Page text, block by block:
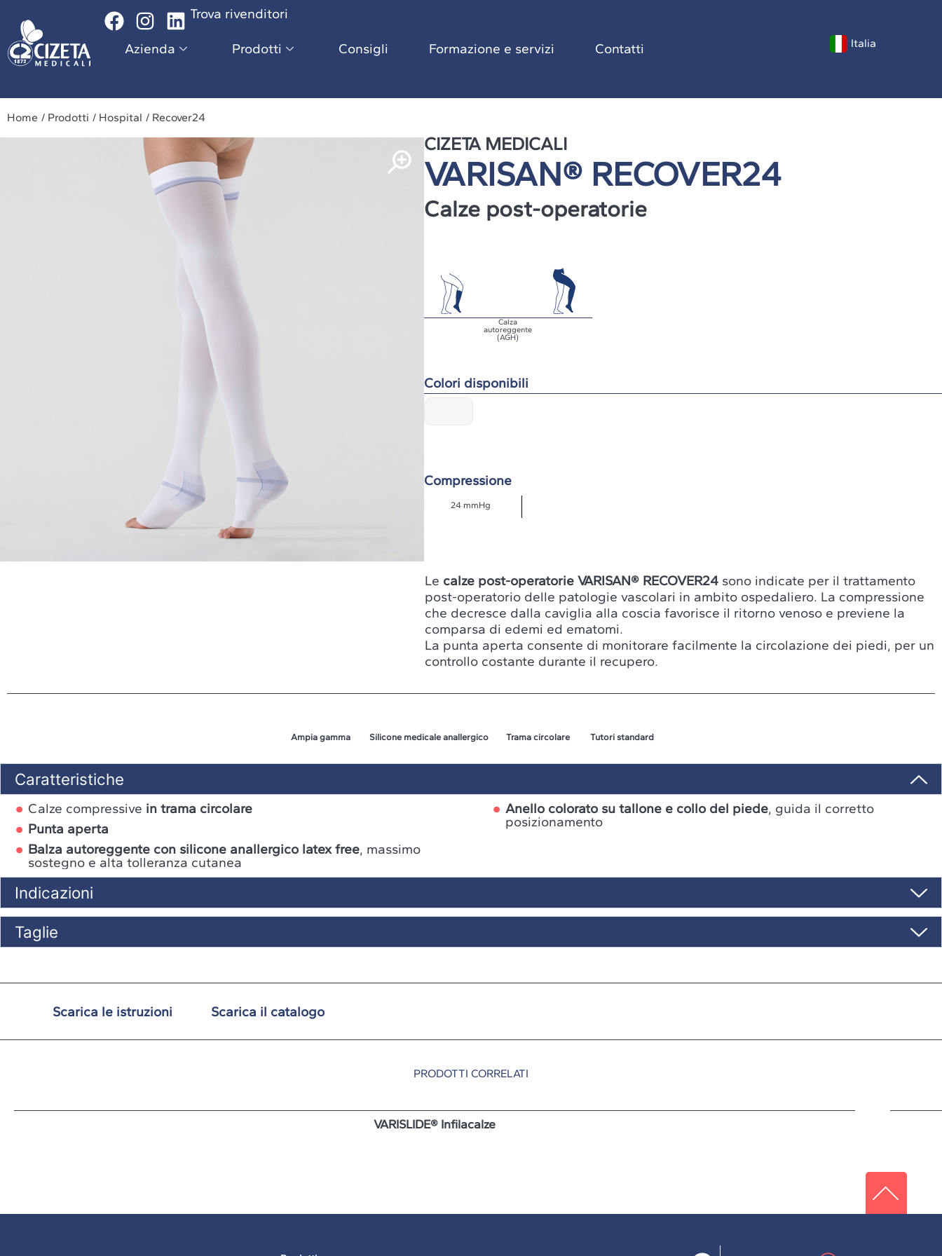
Trova rivenditori
Azienda Prodotti Consigli Formazione e servizi Contatti Italia
Azienda
Home / Prodotti / Hospital / Recover24
CIZETA MEDICALI
VARISAN® RECOVER24
Calze post-operatorie
Calza
autoreggente
(AGH)
Colori disponibili
Compressione
24 mmHg
Le calze post-operatorie VARISAN® RECOVER24sono indicate per il trattamento
post-operatorio delle patologie vascolari in ambito ospedaliero. La compressione
che decresce dalla caviglia alla coscia favorisce il ritorno venoso e previene la
comparsa di edemi ed ematomi.
La punta aperta consente di monitorare facilmente la circolazione dei piedi, per un
controllo costante durante il recupero.
Ampia gamma Silicone medicale anallergico Trama circolare Tutori standard
Caratteristiche
Calze compressive in trama circolare
Punta aperta
Balza autoreggente con silicone anallergico latex free, massimo
sostegno e alta tolleranza cutanea
Anello colorato su tallone e collo del piede, guida il corretto
posizionamento
Indicazioni
Taglie
Scarica le istruzioni Scarica il catalogo
PRODOTTI CORRELATI
VARISLIDE® Infilacalze